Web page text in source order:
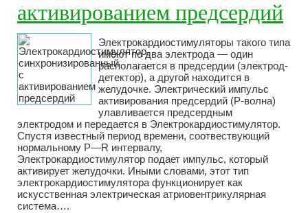
активированием предсердий
Электрокардиостимуляторы такого типа
имеют по два электрода — один
располагается в предсердии (электрод-
детектор), а другой находится в
желудочке. Электрический импульс
активирования предсердий (Р-волна)
улавливается предсердным
электродом и передается в Электрокардиостимулятор.
Спустя известный период времени, соотвествующий
нормальному Р—R интервалу,
Электрокардиостимулятор подает импульс, который
активирует желудочки. Иными словами, этот тип
электрокардиостимулятора функционирует как
искусственная электрическая атриовентрикулярная
система….